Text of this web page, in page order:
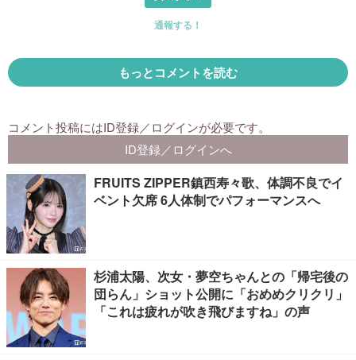
FRUITS ZIPPER鎮西寿々歌、体調不良でイ
ベント欠席 6人体制でパフォーマンスへ
杉浦太陽、次女・夢空ちゃんとの「帰宅後の
団らん」ショット公開に「おめめクリクリ」
「これは疲れが吹き飛びますね」の声